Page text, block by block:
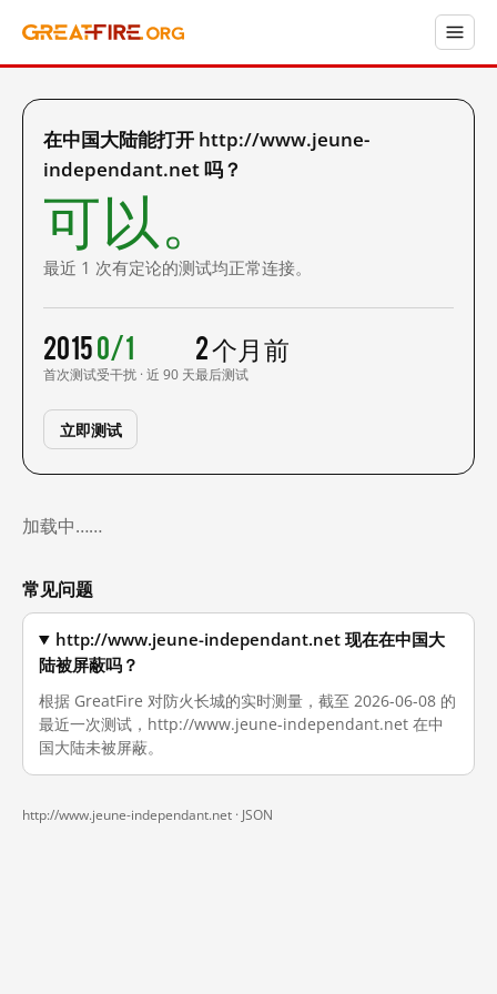
在中国大陆能打开 http://www.jeune-
independant.net 吗？
可以。
最近 1 次有定论的测试均正常连接。
2015
首次测试
0/1
受干扰 · 近 90 天
2 个月前
最后测试
立即测试
加载中……
常见问题
http://www.jeune-independant.net 现在在中国大
陆被屏蔽吗？
根据 GreatFire 对防火长城的实时测量，截至 2026-06-08 的
最近一次测试，http://www.jeune-independant.net 在中
国大陆未被屏蔽。
http://www.jeune-independant.net · JSON